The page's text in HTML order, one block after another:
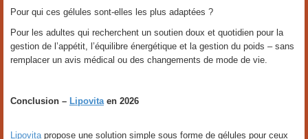
Pour qui ces gélules sont-elles les plus adaptées ?
Pour les adultes qui recherchent un soutien doux et quotidien pour la
gestion de l’appétit, l’équilibre énergétique et la gestion du poids – sans
remplacer un avis médical ou des changements de mode de vie.
Conclusion – Lipovita en 2026
Lipovita propose une solution simple sous forme de gélules pour ceux